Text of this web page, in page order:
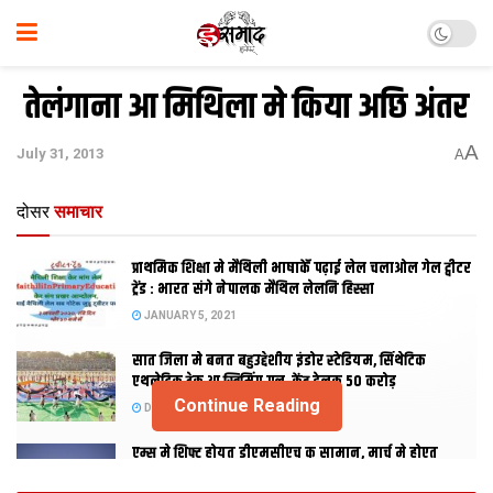
तेलंगाना आ मिथिला मे किया अछि अंतर
July 31, 2013 AA
दोसर समाचार
प्राथमिक शि‍क्षा मे मैथि‍ली भाषाकेँ पढ़ाई लेल चलाओल गेल ट्वीटर
ट्रेंड : भारत संगे नेपालक मैथिल लेलनि हिस्सा
JANUARY 5, 2021
सात जिला मे बनत बहुउद्देशीय इंडोर स्‍टेडि‍यम, सिंथेटिक
एथलेटिक ट्रेक आ स्विमिंग पुल, केंद्र देलक 50 करोड़
DECEMBER 26, 2020
एम्स मे शिफ्ट होयत डीएमसीएच क सामान, मार्च मे होएत
Continue Reading